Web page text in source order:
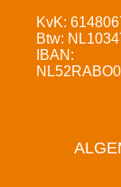
KvK:
Btw:
IBAN: